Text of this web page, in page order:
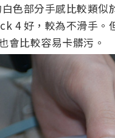
色部分手感比較類
4 好，較為不滑手。
會比較容易卡髒污。